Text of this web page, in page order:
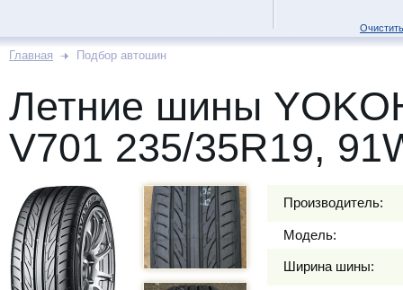
Главная Подбор автошин
Летние шины
V701 235/35R19,
Производитель:
Модель:
Ширина шины: